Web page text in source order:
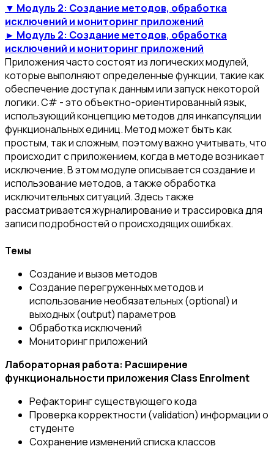
▼ Модуль 2: Создание методов, обработка
исключений и мониторинг приложений
► Модуль 2: Создание методов, обработка
исключений и мониторинг приложений
Приложения часто состоят из логических модулей,
которые выполняют определенные функции, такие как
обеспечение доступа к данным или запуск некоторой
логики. C# - это объектно-ориентированный язык,
использующий концепцию методов для инкапсуляции
функциональных единиц. Метод может быть как
простым, так и сложным, поэтому важно учитывать, что
происходит с приложением, когда в методе возникает
исключение. В этом модуле описывается создание и
использование методов, а также обработка
исключительных ситуаций. Здесь также
рассматривается журналирование и трассировка для
записи подробностей о происходящих ошибках.
Темы
Создание и вызов методов
Создание перегруженных методов и
использование необязательных (optional) и
выходных (output) параметров
Обработка исключений
Мониторинг приложений
Лабораторная работа: Расширение
функциональности приложения Class Enrolment
Рефакторинг существующего кода
Проверка корректности (validation) информации о
студенте
Сохранение изменений списка классов